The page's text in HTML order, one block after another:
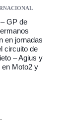
GP de
en jornadas
circuito de
– Agius y
Moto2 y